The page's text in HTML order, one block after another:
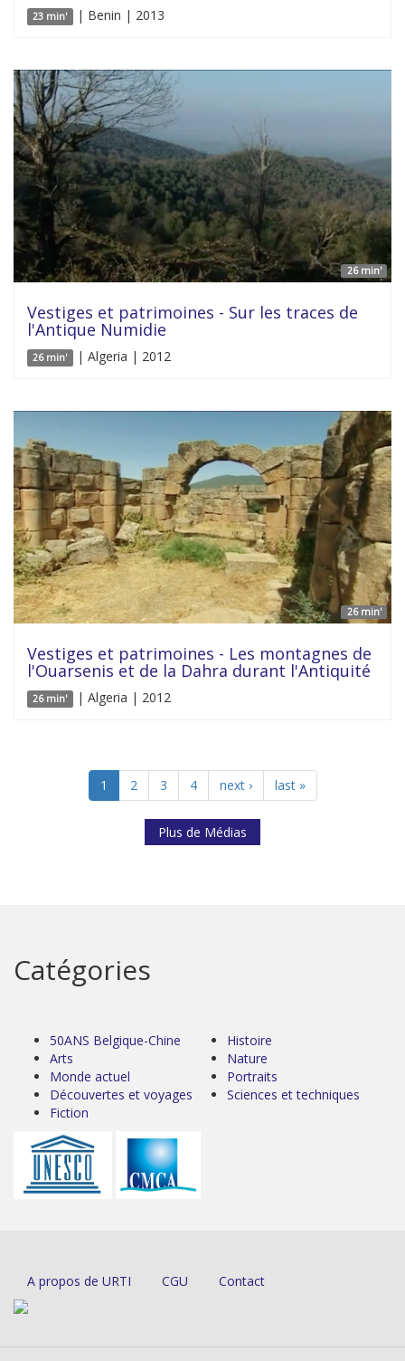
23 min' | Benin | 2013
26 min'
Vestiges et patrimoines - Sur les traces de
l'Antique Numidie
26 min' | Algeria | 2012
26 min'
Vestiges et patrimoines - Les montagnes de
l'Ouarsenis et de la Dahra durant l'Antiquité
26 min' | Algeria | 2012
1 2 3 4 next › last »
Plus de Médias
Catégories
50ANS Belgique-Chine
Arts
Monde actuel
Découvertes et voyages
Fiction
Histoire
Nature
Portraits
Sciences et techniques
A propos de URTI CGU Contact